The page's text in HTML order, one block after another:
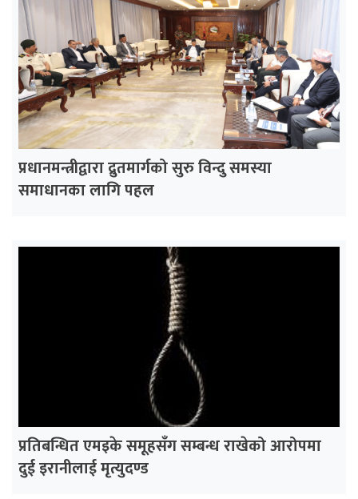
प्रधानमन्त्रीद्वारा द्रुतमार्गको सुरु विन्दु समस्या
समाधानका लागि पहल
प्रतिबन्धित एमइके समूहसँग सम्बन्ध राखेको आरोपमा
दुई इरानीलाई मृत्युदण्ड